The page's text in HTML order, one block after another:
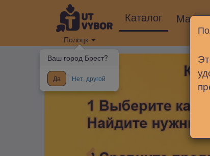
Полоцк
Ваш город Брест?
Да Нет, другой
Каталог